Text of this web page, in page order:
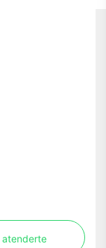
atenderte